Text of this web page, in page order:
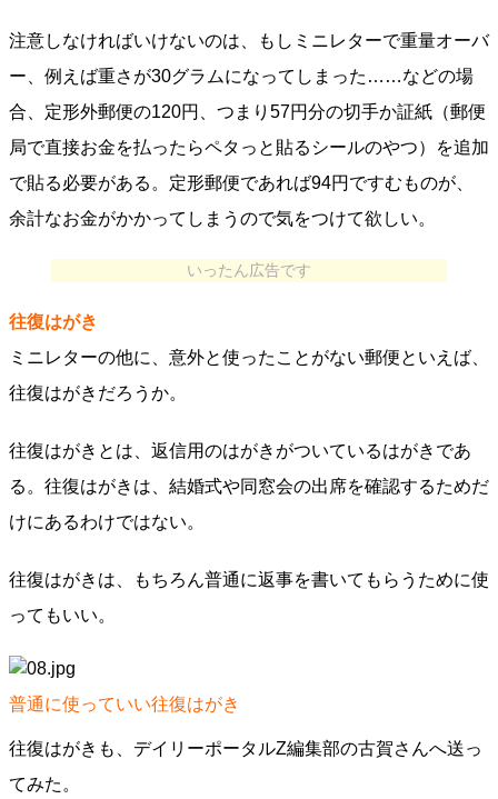
注意しなければいけないのは、もしミニレターで重量オーバ
ー、例えば重さが30グラムになってしまった……などの場
合、定形外郵便の120円、つまり57円分の切手か証紙（郵便
局で直接お金を払ったらペタっと貼るシールのやつ）を追加
で貼る必要がある。定形郵便であれば94円ですむものが、
余計なお金がかかってしまうので気をつけて欲しい。
いったん広告です
往復はがき
ミニレターの他に、意外と使ったことがない郵便といえば、
往復はがきだろうか。
往復はがきとは、返信用のはがきがついているはがきであ
る。往復はがきは、結婚式や同窓会の出席を確認するためだ
けにあるわけではない。
往復はがきは、もちろん普通に返事を書いてもらうために使
ってもいい。
普通に使っていい往復はがき
往復はがきも、デイリーポータルZ編集部の古賀さんへ送っ
てみた。